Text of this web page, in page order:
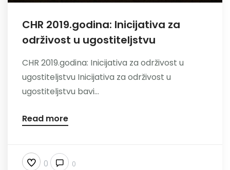
Započni Danas
Nazovite
CHR 2019.godina: Inicijativa za
održivost u ugostiteljstvu
CHR 2019.godina: Inicijativa za održivost u
ugostiteljstvu Inicijativa za održivost u
ugostiteljstvu bavi...
Read more
0 0